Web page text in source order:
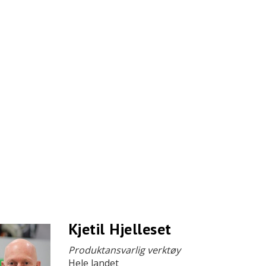
Kjetil Hjelleset
Produktansvarlig verktøy
Hele landet